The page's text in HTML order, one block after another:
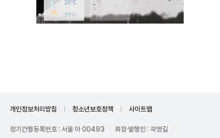
개인정보처리방침 청소년보호정책 사이트맵
정기간행등록번호 : 서울 아 00493 회장·발행인 : 곽영길